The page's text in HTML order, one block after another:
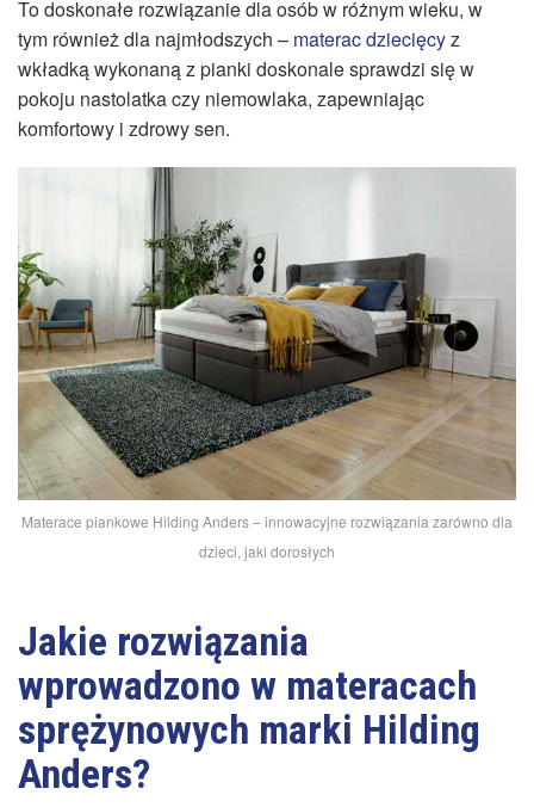
To doskonałe rozwiązanie dla osób w różnym wieku, w
tym również dla najmłodszych – materac dziecięcyz
wkładką wykonaną z pianki doskonale sprawdzi się w
pokoju nastolatka czy niemowlaka, zapewniając
komfortowy i zdrowy sen.
Materace piankowe Hilding Anders – innowacyjne rozwiązania zarówno dla
dzieci, jaki dorosłych
Jakie rozwiązania
wprowadzono w materacach
sprężynowych marki Hilding
Anders?